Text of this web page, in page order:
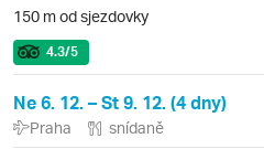
150 m od sjezdovky
4.3/5
Ne 6. 12. – St 9. 12. (4 dny)
Praha snídaně